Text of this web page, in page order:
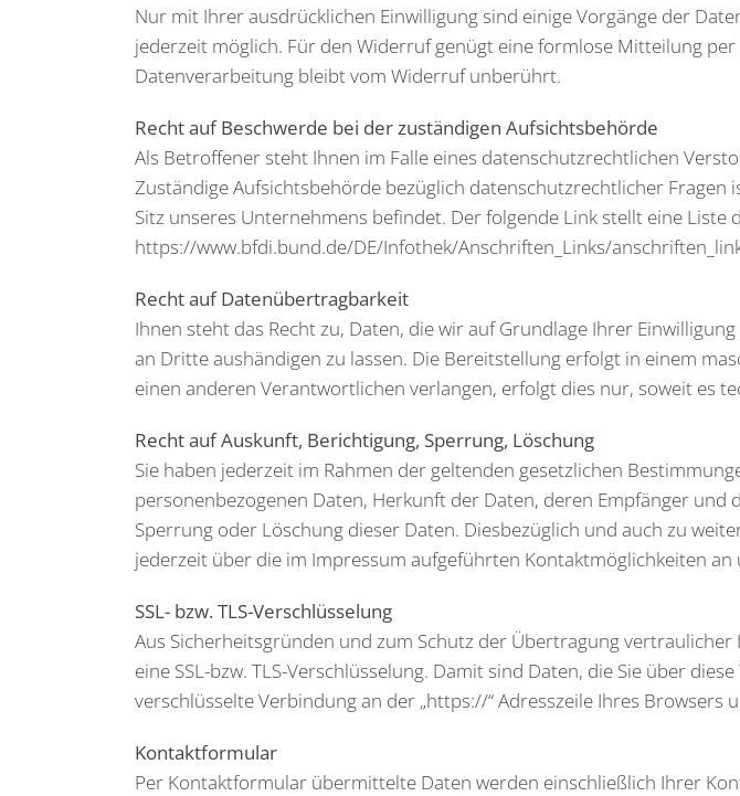
Nur mit Ihrer ausdrücklichen Einwilligung sind einige Vorgänge der
jederzeit möglich. Für den Widerruf genügt eine formlose Mitteilung
Datenverarbeitung bleibt vom Widerruf unberührt.
Recht auf Beschwerde bei der zuständigen Aufsichtsbehörde
Als Betroffener steht Ihnen im Falle eines datenschutzrechtlichen
Zuständige Aufsichtsbehörde bezüglich datenschutzrechtlicher
Sitz unseres Unternehmens befindet. Der folgende Link stellt eine
https://www.bfdi.bund.de/DE/Infothek/Anschriften_Links/
Recht auf Datenübertragbarkeit
Ihnen steht das Recht zu, Daten, die wir auf Grundlage Ihrer
an Dritte aushändigen zu lassen. Die Bereitstellung erfolgt in einem
einen anderen Verantwortlichen verlangen, erfolgt dies nur, soweit es
Recht auf Auskunft, Berichtigung, Sperrung, Löschung
Sie haben jederzeit im Rahmen der geltenden gesetzlichen
personenbezogenen Daten, Herkunft der Daten, deren Empfänger
Sperrung oder Löschung dieser Daten. Diesbezüglich und auch zu
jederzeit über die im Impressum aufgeführten Kontaktmöglichkeiten an
SSL- bzw. TLS-Verschlüsselung
Aus Sicherheitsgründen und zum Schutz der Übertragung
eine SSL-bzw. TLS-Verschlüsselung. Damit sind Daten, die Sie über
verschlüsselte Verbindung an der „https://“ Adresszeile Ihres Browsers
Kontaktformular
Per Kontaktformular übermittelte Daten werden einschließlich Ihrer